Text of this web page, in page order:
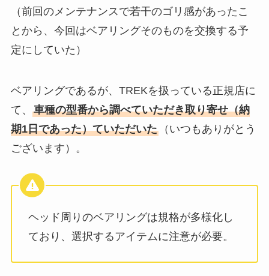
（前回のメンテナンスで若干のゴリ感があったこ
とから、今回はベアリングそのものを交換する予
定にしていた）
ベアリングであるが、TREKを扱っている正規店に
て、 車種の型番から調べていただき取り寄せ（納
期1日であった）ていただいた（いつもありがとう
ございます）。
ヘッド周りのベアリングは規格が多様化し
ており、選択するアイテムに注意が必要。